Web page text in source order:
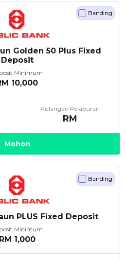
Golden 50 Plus Fixed
Deposit
Minimum
10,000
Pulangan Pelaburan
RM
Banding
Mohon
PLUS Fixed Deposit
Minimum
RM 1,000
Banding